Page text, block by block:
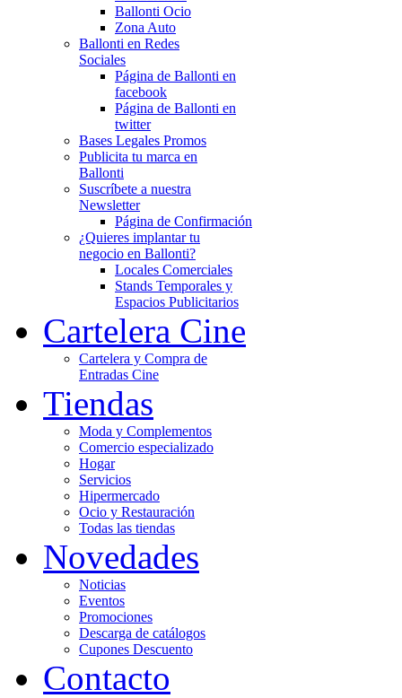
Ballonti Ocio
Zona Auto
Ballonti en Redes
Sociales
Página de Ballonti en
facebook
Página de Ballonti en
twitter
Bases Legales Promos
Publicita tu marca en
Ballonti
Suscríbete a nuestra
Newsletter
Página de Confirmación
¿Quieres implantar tu
negocio en Ballonti?
Locales Comerciales
Stands Temporales y
Espacios Publicitarios
Cartelera Cine
Cartelera y Compra de
Entradas Cine
Tiendas
Moda y Complementos
Comercio especializado
Hogar
Servicios
Hipermercado
Ocio y Restauración
Todas las tiendas
Novedades
Noticias
Eventos
Promociones
Descarga de catálogos
Cupones Descuento
Contacto